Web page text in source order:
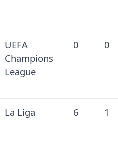
UEFA
Champions
League
0 0
La Liga 6 1